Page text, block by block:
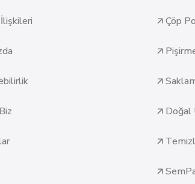
İlişkileri Çöp
Doğal